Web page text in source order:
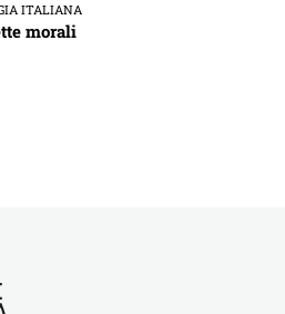
ITALIANA
morali